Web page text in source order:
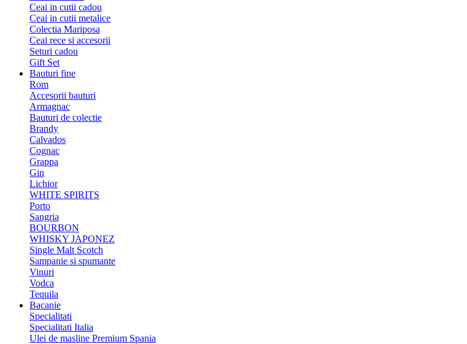
Ceai in cutii cadou
Ceai in cutii metalice
Colectia Mariposa
Ceai rece si accesorii
Seturi cadou
Gift Set
Bauturi fine
Rom
Accesorii bauturi
Armagnac
Bauturi de colectie
Brandy
Calvados
Cognac
Grappa
Gin
Lichior
WHITE SPIRITS
Porto
Sangria
BOURBON
WHISKY JAPONEZ
Single Malt Scotch
Sampanie si spumante
Vinuri
Vodca
Tequila
Bacanie
Specialitati
Specialitati Italia
Ulei de masline Premium Spania